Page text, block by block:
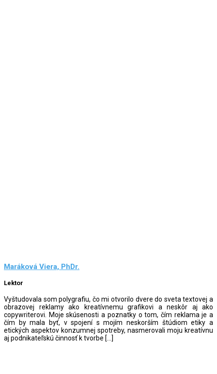
Maráková Viera, PhDr.
Lektor
Vyštudovala som polygrafiu, čo mi otvorilo dvere do sveta textovej a
obrazovej reklamy ako kreatívnemu grafikovi a neskôr aj ako
copywriterovi. Moje skúsenosti a poznatky o tom, čím reklama je a
čím by mala byť, v spojení s mojím neskorším štúdiom etiky a
etických aspektov konzumnej spotreby, nasmerovali moju kreatívnu
aj podnikateľskú činnosť k tvorbe […]